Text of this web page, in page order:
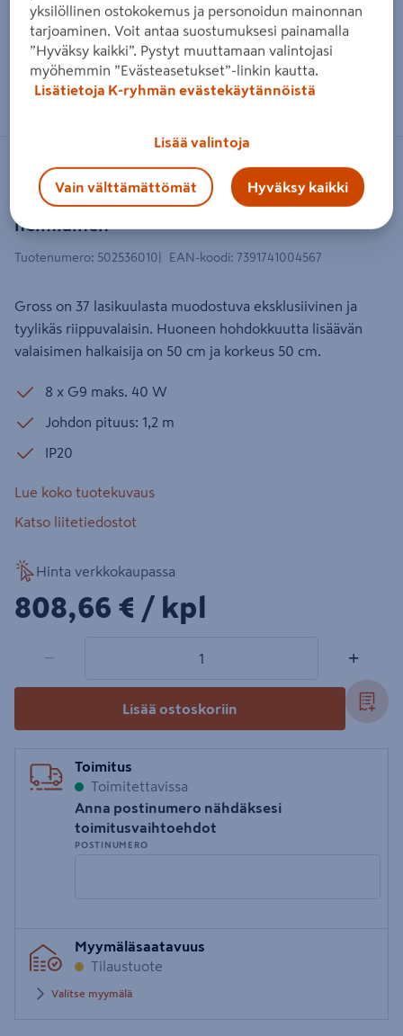
Zoomaa kuvaa sormilla kosketusnäytöllä
Riippuvalaisin By Rydéns Gross 50cm
helmiäinen
BY RYDENS
Tuotenumero: 502536010 EAN-koodi: 7391741004567
Gross on 37 lasikuulasta muodostuva eksklusiivinen ja
tyylikäs riippuvalaisin. Huoneen hohdokkuutta lisäävän
valaisimen halkaisija on 50 cm ja korkeus 50 cm.
8 x G9 maks. 40 W
Johdon pituus: 1,2 m
IP20
Lue koko tuotekuvaus
Katso liitetiedostot
Hinta verkkokaupassa
808,66€/kpl
808,66 € / kpl
− +
Lisää ostoskoriin
Toimitus
Toimitettavissa
Anna postinumero nähdäksesi
toimitusvaihtoehdot
POSTINUMERO
postinumero
Myymäläsaatavuus
Tilaustuote
Valitse myymälä
yksilöllinen ostokokemus ja personoidun mainonnan
tarjoaminen. Voit antaa suostumuksesi painamalla
”Hyväksy kaikki”. Pystyt muuttamaan valintojasi
myöhemmin ”Evästeasetukset”-linkin kautta.
Lisätietoja K-ryhmän evästekäytännöistä
Lisää valintoja
Vain välttämättömät Hyväksy kaikki